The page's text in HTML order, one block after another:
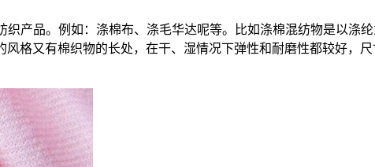
织产品。例如：涤棉布、涤毛华达呢等。比如涤棉混纺物是以涤
格又有棉织物的长处，在干、湿情况下弹性和耐磨性都较好，